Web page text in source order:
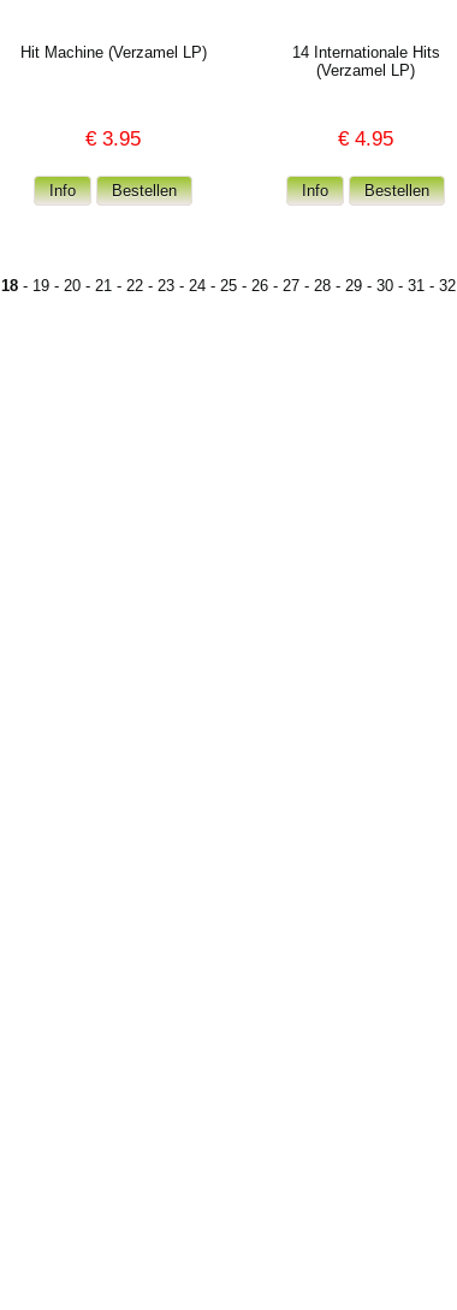
Hit Machine (Verzamel LP)
€ 3.95
14 Internationale Hits
(Verzamel LP)
€ 4.95
18 - 19 - 20 - 21 - 22 - 23 - 24 - 25 - 26 - 27 - 28 - 29 - 30 - 31 - 32